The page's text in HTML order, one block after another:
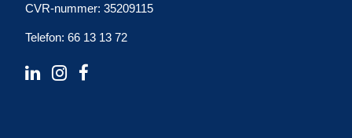
CVR-nummer: 35209115
Telefon: 66 13 13 72